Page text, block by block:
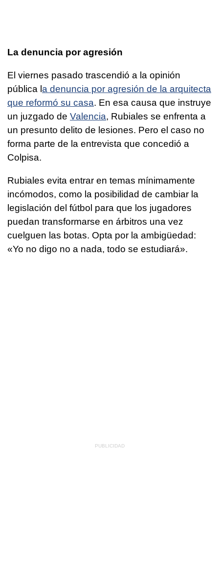
La denuncia por agresión
El viernes pasado trascendió a la opinión
pública la denuncia por agresión de la arquitecta
que reformó su casa. En esa causa que instruye
un juzgado de Valencia, Rubiales se enfrenta a
un presunto delito de lesiones. Pero el caso no
forma parte de la entrevista que concedió a
Colpisa.
Rubiales evita entrar en temas mínimamente
incómodos, como la posibilidad de cambiar la
legislación del fútbol para que los jugadores
puedan transformarse en árbitros una vez
cuelguen las botas. Opta por la ambigüedad:
«Yo no digo no a nada, todo se estudiará».